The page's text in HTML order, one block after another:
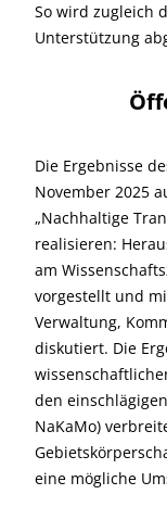
So wird zugleich
Unterstützung
Die Ergebnisse
November 2025
„Nachhaltige
realisieren:
am
vorgestellt und
Verwaltung,
diskutiert. Die
den
NaKaMo)
eine mögliche